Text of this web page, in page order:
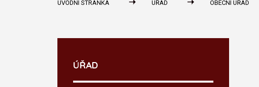
ÚVODNÍ STRÁNKA ÚŘAD OBECNÍ ÚŘAD
ÚŘAD